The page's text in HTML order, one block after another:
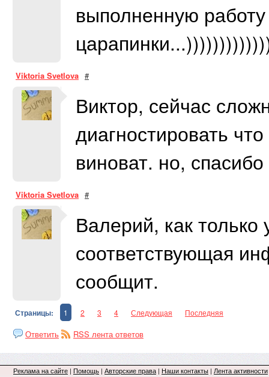
выполненную
Viktoria Svetlova #
Виктор, сейчас
диагностировать
виноват. но,
Viktoria Svetlova #
Валерий, как только
соответствующая
сообщит.
Страницы: 1 2 3 4 Следующая Последняя
Ответить RSS лента ответов
Реклама на сайте | Помощь | Авторские права | Наши контакты | Лента активности